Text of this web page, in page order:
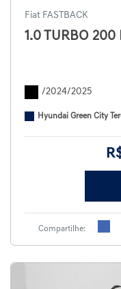
Fiat FASTBACK
1.0 TURBO 200
/2024/2025
Hyundai Green City
Compartilhe: